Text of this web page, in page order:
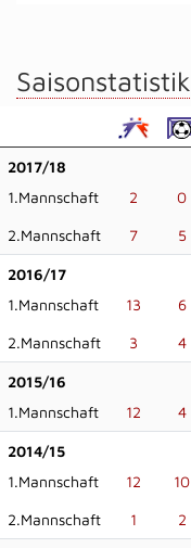
Saisonstatistik
2017/18
1.Mannschaft
2 0
2.Mannschaft 7 5
2016/17
1.Mannschaft
13 6
2.Mannschaft 3 4
2015/16
1.Mannschaft
12 4
2014/15
1.Mannschaft
12 10
2.Mannschaft 1 2